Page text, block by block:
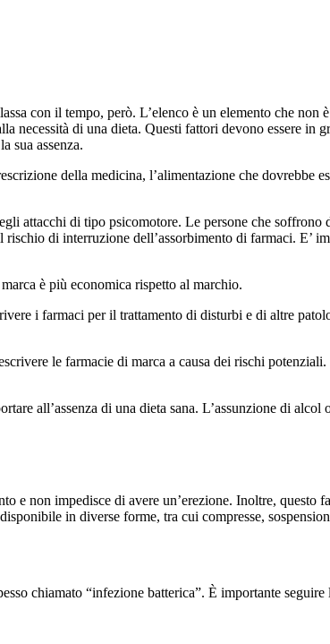
con il tempo, però. L’elenco è un elemento che non
necessità di una dieta. Questi fattori devono essere in
sua assenza.
della medicina, l’alimentazione che dovrebbe
attacchi di tipo psicomotore. Le persone che soffrono
di interruzione dell’assorbimento di farmaci. E’
è più economica rispetto al marchio.
i farmaci per il trattamento di disturbi e di altre
le farmacie di marca a causa dei rischi potenziali.
all’assenza di una dieta sana. L’assunzione di alcol
e non impedisce di avere un’erezione. Inoltre, questo
in diverse forme, tra cui compresse,
chiamato “infezione batterica”. È importante